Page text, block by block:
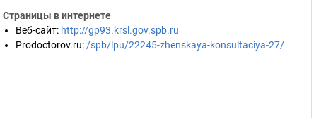
Страницы в интернете
Веб-сайт: http://gp93.krsl.gov.spb.ru
Prodoctorov.ru: /spb/lpu/22245-zhenskaya-konsultaciya-27/